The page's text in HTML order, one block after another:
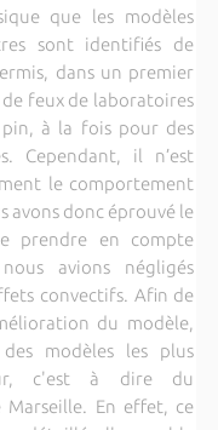
que les modèles
sont identifiés de
dans un premier
feux de laboratoires
à la fois pour des
Cependant, il n’est
le comportement
avons donc éprouvé le
prendre en compte
avions négligés
convectifs. Afin de
du modèle,
modèles les plus
c'est à dire du
Marseille. En effet, ce